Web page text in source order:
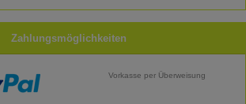
Zahlungsmöglichkeiten
Vorkasse per Überweisung